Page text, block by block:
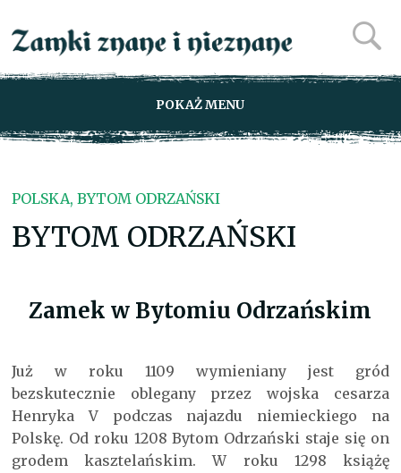
POKAŻ MENU
POLSKA, BYTOM ODRZAŃSKI
BYTOM ODRZAŃSKI
Zamek w Bytomiu Odrzańskim
Już w roku 1109 wymieniany jest gród
bezskutecznie oblegany przez wojska cesarza
Henryka V podczas najazdu niemieckiego na
Polskę. Od roku 1208 Bytom Odrzański staje się on
grodem kasztelańskim. W roku 1298 książę